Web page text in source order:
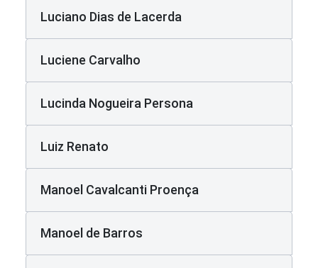
Luciano Dias de Lacerda
Luciene Carvalho
Lucinda Nogueira Persona
Luiz Renato
Manoel Cavalcanti Proença
Manoel de Barros